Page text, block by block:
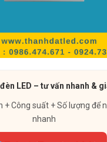
LED – tư vấn nhanh &
+ Công suất + Số lượng để
nhanh